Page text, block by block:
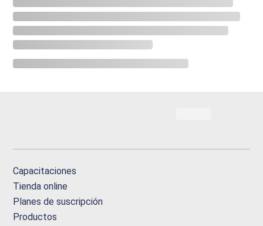
Capacitaciones
Tienda online
Planes de suscripción
Productos